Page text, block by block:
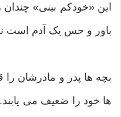
این «خودکم بینی» چندان
باور و حس یک آدم است
بچه ها پدر و مادرشان را
ها خود را ضعیف می